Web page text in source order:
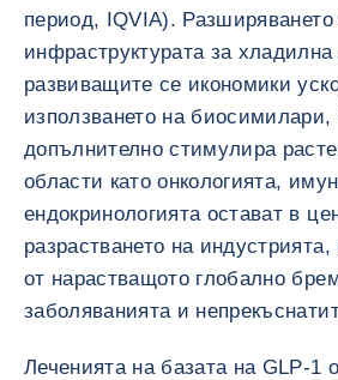
период, IQVIA). Разширяването
инфраструктурата за хладилна
развиващите се икономики
използването на биосимилари,
допълнително стимулира
области като онкологията,
ендокринологията остават в
разрастването на
от нарастващото глобално
заболяванията и
Леченията на базата на GLP-1